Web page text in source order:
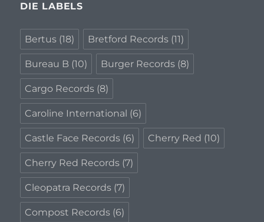
DIE LABELS
Bertus (18) Bretford Records (11)
Bureau B (10) Burger Records (8)
Cargo Records (8)
Caroline International (6)
Castle Face Records (6) Cherry Red (10)
Cherry Red Records (7)
Cleopatra Records (7)
Compost Records (6)